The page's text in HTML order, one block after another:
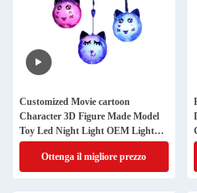
Customized Movie cartoon
Character 3D Figure Made Model
Toy Led Night Light OEM Light
Toy Manufacturer
Ottenga il migliore prezzo